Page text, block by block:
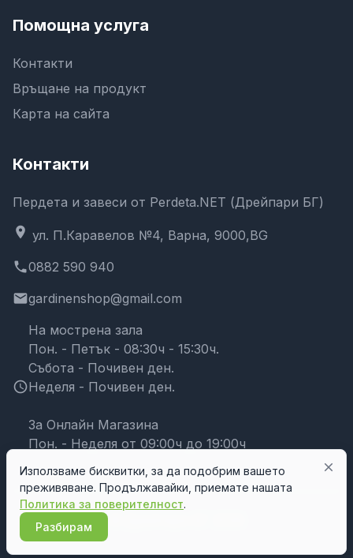
Помощна услуга
Контакти
Връщане на продукт
Карта на сайта
Контакти
Пердета и завеси от Perdeta.NET (Дрейпари БГ)
location_on ул. П.Каравелов №4, Варна, 9000,BG
phone0882 590 940
emailgardinenshop@gmail.com
schedule
На мострена зала
Пон. - Петък - 08:30ч - 15:30ч.
Събота - Почивен ден.
Неделя - Почивен ден.
За Онлайн Магазина
Пон. - Неделя от 09:00ч до 19:00ч
close
Използваме бисквитки, за да подобрим вашето
преживяване. Продължавайки, приемате нашата
Политика за поверителност.
Разбирам